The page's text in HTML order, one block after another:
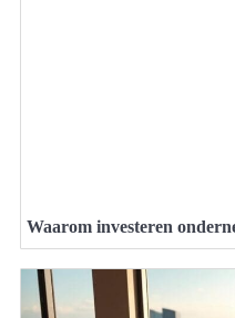
Waarom investeren